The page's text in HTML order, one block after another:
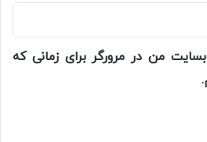
من در مرورگر برای زمانی که